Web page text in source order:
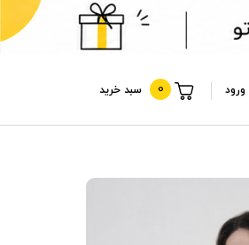
ورود 0 سبد خرید